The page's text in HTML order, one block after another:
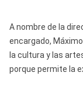
A nombre de la
encargado,
la cultura y las
porque permite la